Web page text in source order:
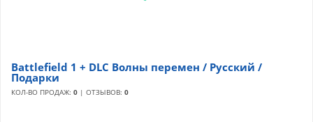
Battlefield 1 + DLC Волны перемен / Русский /
Подарки
КОЛ-ВО ПРОДАЖ: 0 | ОТЗЫВОВ: 0